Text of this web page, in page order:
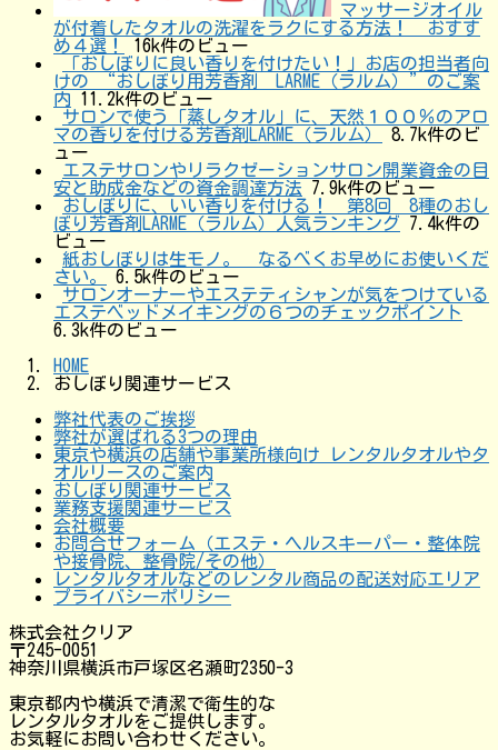
マッサージオイル
が付着したタオルの洗濯をラクにする方法！ おすす
め４選！
16k件のビュー
「おしぼりに良い香りを付けたい！」お店の担当者向
けの “おしぼり用芳香剤 LARME（ラルム）”のご案
内
11.2k件のビュー
サロンで使う「蒸しタオル」に、天然１００％のアロ
マの香りを付ける芳香剤LARME（ラルム）
8.7k件のビ
ュー
エステサロンやリラクゼーションサロン開業資金の目
安と助成金などの資金調達方法
7.9k件のビュー
おしぼりに、いい香りを付ける！ 第8回 8種のおし
ぼり芳香剤LARME（ラルム）人気ランキング
7.4k件の
ビュー
紙おしぼりは生モノ。 なるべくお早めにお使いくだ
さい。
6.5k件のビュー
サロンオーナーやエステティシャンが気をつけている
エステベッドメイキングの６つのチェックポイント
6.3k件のビュー
HOME
おしぼり関連サービス
弊社代表のご挨拶
弊社が選ばれる3つの理由
東京や横浜の店舗や事業所様向け レンタルタオルやタ
オルリースのご案内
おしぼり関連サービス
業務支援関連サービス
会社概要
お問合せフォーム（エステ・ヘルスキーパー・整体院
や接骨院、整骨院/その他）
レンタルタオルなどのレンタル商品の配送対応エリア
プライバシーポリシー
株式会社クリア
〒245-0051
神奈川県横浜市戸塚区名瀬町2350-3
東京都内や横浜で清潔で衛生的な
レンタルタオルをご提供します。
お気軽にお問い合わせください。